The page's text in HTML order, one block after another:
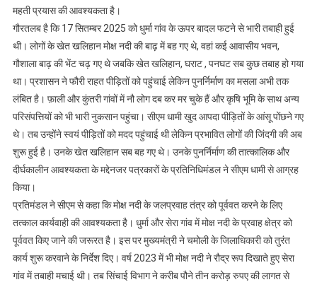
महती प्रयास की आवश्यकता है।
गौरतलब है कि 17 सितम्बर 2025 को धुर्मा गांव के ऊपर बादल फटने से भारी तबाही हुई
थी। लोगों के खेत खलिहान मोक्ष नदी की बाढ़ में बह गए थे, वहां कई आवासीय भवन,
गौशाला बाढ़ की भेंट चढ़ गए थे जबकि खेत खलिहान, घराट , पनघट सब कुछ तबाह हो गया
था। प्रशासन ने फौरी राहत पीड़ितों को पहुंचाई लेकिन पुनर्निर्माण का मसला अभी तक
लंबित है। फ़ाली और कुंतरी गांवों में नौ लोग दब कर मर चुके हैं और कृषि भूमि के साथ अन्य
परिसंपत्तियों को भी भारी नुकसान पहुंचा। सीएम धामी खुद आपदा पीड़ितों के आंसू पोंछने गए
थे। तब उन्होंने स्वयं पीड़ितों को मदद पहुंचाई थी लेकिन प्रभावित लोगों की जिंदगी की अब
शुरू हुई है। उनके खेत खलिहान सब बह गए थे। उनके पुनर्निर्माण की तात्कालिक और
दीर्घकालीन आवश्यकता के मद्देनजर पत्रकारों के प्रतिनिधिमंडल ने सीएम धामी से आग्रह
किया।
प्रतिमंडल ने सीएम से कहा कि मोक्ष नदी के जलप्रवाह तंत्र को पूर्ववत करने के लिए
तत्काल कार्यवाही की आवश्यकता है। धुर्मा और सेरा गांव में मोक्ष नदी के प्रवाह क्षेत्र को
पूर्ववत किए जाने की जरूरत है। इस पर मुख्यमंत्री ने चमोली के जिलाधिकारी को तुरंत
कार्य शुरू करवाने के निर्देश दिए। वर्ष 2023 में भी मोक्ष नदी ने रौद्र रूप दिखाते हुए सेरा
गांव में तबाही मचाई थी। तब सिंचाई विभाग ने करीब पौने तीन करोड़ रुपए की लागत से